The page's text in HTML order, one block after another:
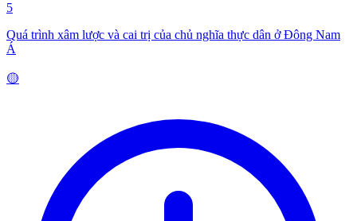
5
Quá trình xâm lược và cai trị của chủ nghĩa thực dân ở Đông Nam
Á
🟡